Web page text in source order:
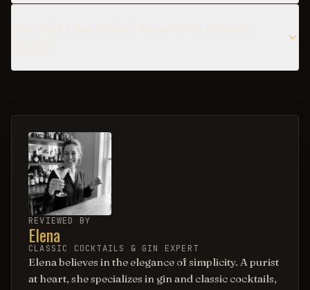
REVIEWED BY
Elena
CLASSIC COCKTAILS & GIN EXPERT
Elena believes in the elegance of simplicity. A purist
at heart, she specializes in gin and classic cocktails,